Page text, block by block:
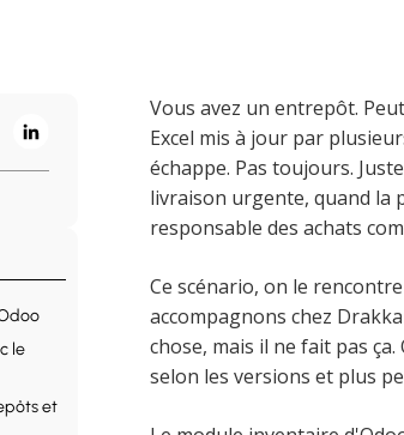
le
et
Vous avez un entrepôt.
Excel mis à jour par
échappe. Pas toujours.
livraison urgente, quand la
responsable des achats
Ce scénario, on le
accompagnons chez
chose, mais il ne fait pas
selon les versions et plus